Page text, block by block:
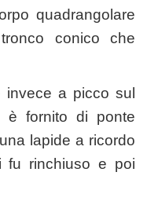
quadrangolare
conico che
invece a picco sul
è fornito di ponte
lapide a ricordo
fu rinchiuso e poi